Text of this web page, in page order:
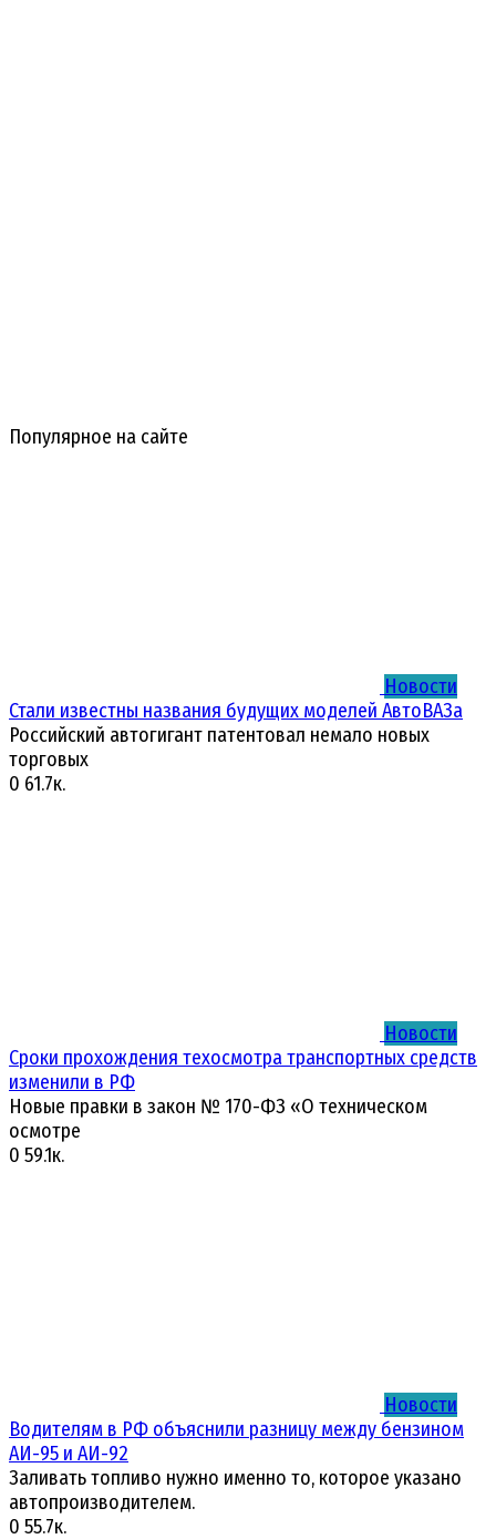
Популярное на сайте
Новости
Стали известны названия будущих моделей АвтоВАЗа
Российский автогигант патентовал немало новых
торговых
0 61.7к.
Новости
Сроки прохождения техосмотра транспортных средств
изменили в РФ
Новые правки в закон № 170-ФЗ «О техническом
осмотре
0 59.1к.
Новости
Водителям в РФ объяснили разницу между бензином
АИ-95 и АИ-92
Заливать топливо нужно именно то, которое указано
автопроизводителем.
0 55.7к.